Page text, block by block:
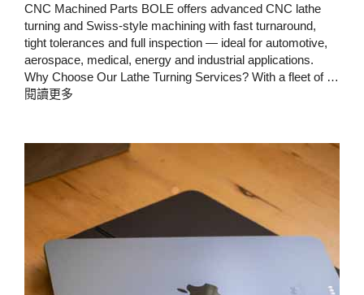
CNC Machined Parts BOLE offers advanced CNC lathe
turning and Swiss‑style machining with fast turnaround,
tight tolerances and full inspection — ideal for automotive,
aerospace, medical, energy and industrial applications.
Why Choose Our Lathe Turning Services? With a fleet of …
閱讀更多